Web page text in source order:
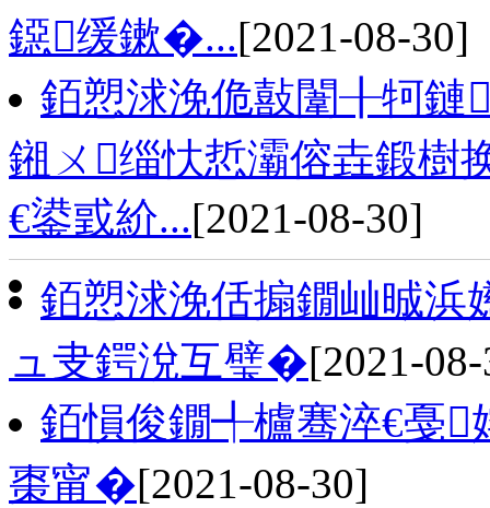
鐚缓鏉�...[2021-08-30]
銆愬浗浼佹敼闈╂牱鏈
鎺ㄨ缁忕悊灞傛垚鍛樹
€鍙戜紒...[2021-08-30]
銆愬浗浼佸搧鐗屾晠浜
ュ叏鍔涗互璧�[2021-
銆愪俊鐗╃櫨骞淬€戞
棗甯�[2021-08-30]